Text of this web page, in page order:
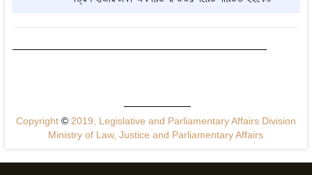
Copyright ©2019, Legislative and Parliamentary Affairs Division
Ministry of Law, Justice and Parliamentary Affairs